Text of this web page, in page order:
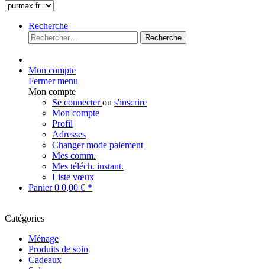
Recherche
Recherche
Mon compte
Fermer menu
Mon compte
Se connecterou s'inscrire
Mon compte
Profil
Adresses
Changer mode paiement
Mes comm.
Mes téléch. instant.
Liste vœux
Panier0 0,00 € *
Catégories
Ménage
Produits de soin
Cadeaux